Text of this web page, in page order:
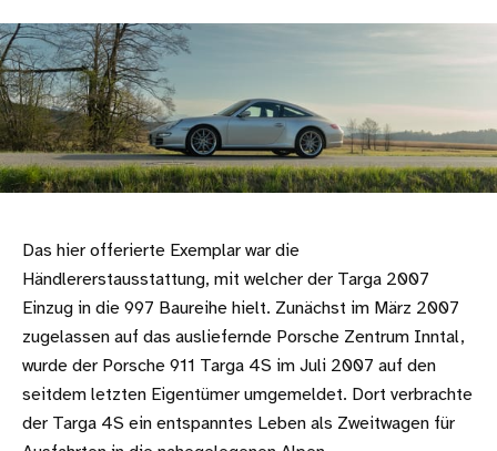
Das hier offerierte Exemplar war die
Händlererstausstattung, mit welcher der Targa 2007
Einzug in die 997 Baureihe hielt. Zunächst im März 2007
zugelassen auf das ausliefernde Porsche Zentrum Inntal,
wurde der Porsche 911 Targa 4S im Juli 2007 auf den
seitdem letzten Eigentümer umgemeldet. Dort verbrachte
der Targa 4S ein entspanntes Leben als Zweitwagen für